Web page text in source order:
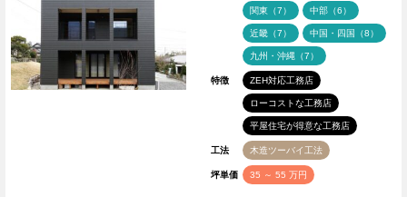
関東（7） 中部（6）
近畿（7） 中国・四国（8）
九州・沖縄（7）
特徴 ZEH対応工務店
ローコストな工務店
平屋住宅が得意な工務店
工法 木造ツーバイ工法
坪単価 35 ～ 55 万円